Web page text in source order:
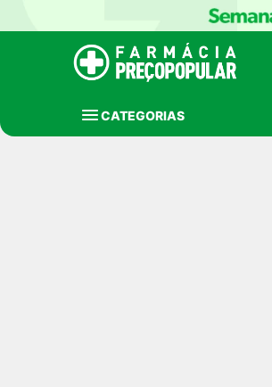
CATEGORIAS